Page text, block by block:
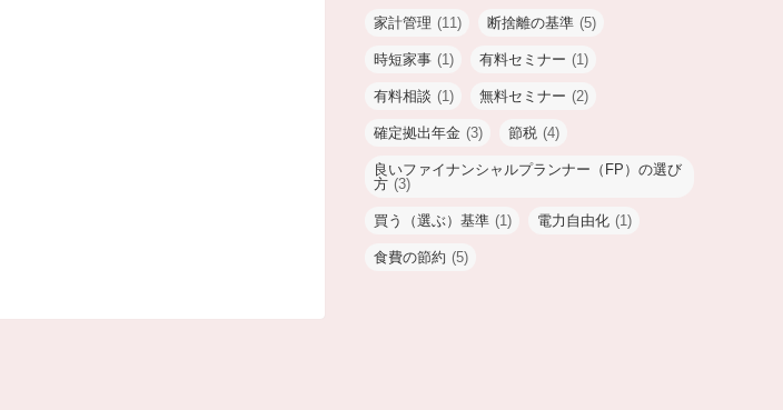
家計管理 (11) 断捨離の基準 (5)
時短家事 (1) 有料セミナー (1)
有料相談 (1) 無料セミナー (2)
確定拠出年金 (3) 節税 (4)
良いファイナンシャルプランナー（FP）の選び
方 (3)
買う（選ぶ）基準 (1) 電力自由化 (1)
食費の節約 (5)